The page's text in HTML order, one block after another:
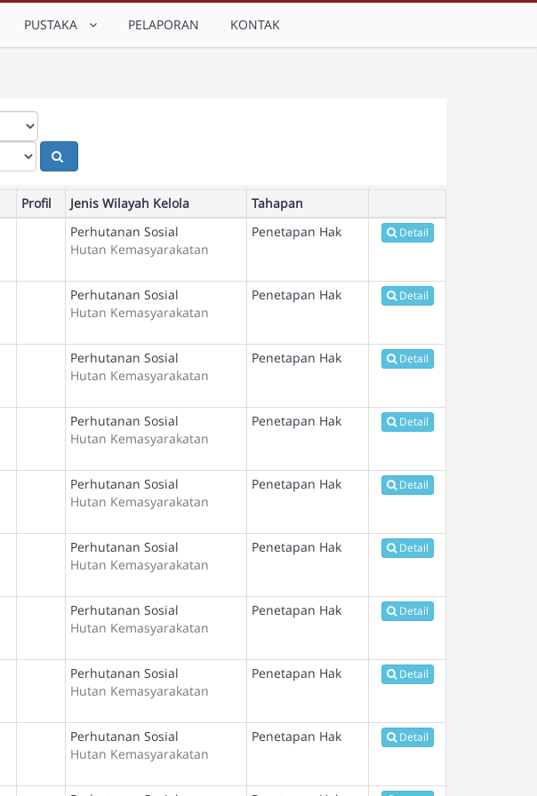
PUSTAKA PELAPORAN KONTAK
Profil Jenis Wilayah Kelola
Tahapan
Perhutanan Sosial
Hutan Kemasyarakatan
Penetapan Hak Detail
Perhutanan Sosial
Hutan Kemasyarakatan
Penetapan Hak Detail
Perhutanan Sosial
Hutan Kemasyarakatan
Penetapan Hak Detail
Perhutanan Sosial
Hutan Kemasyarakatan
Penetapan Hak Detail
Perhutanan Sosial
Hutan Kemasyarakatan
Penetapan Hak Detail
Perhutanan Sosial
Hutan Kemasyarakatan
Penetapan Hak Detail
Perhutanan Sosial
Hutan Kemasyarakatan
Penetapan Hak Detail
Perhutanan Sosial
Hutan Kemasyarakatan
Penetapan Hak Detail
Perhutanan Sosial
Hutan Kemasyarakatan
Penetapan Hak Detail